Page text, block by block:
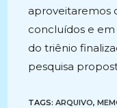
aproveitaremos
concluídos e
do triênio
pesquisa
TAGS:ARQUIVO,